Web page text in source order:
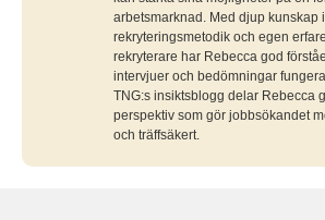
arbetsmarknad. Med djup kunskap
rekryteringsmetodik och egen
rekryterare har Rebecca god
intervjuer och bedömningar
TNG:s insiktsblogg delar Rebecca
perspektiv som gör jobbsökandet
och träffsäkert.